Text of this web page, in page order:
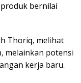
bernilai
Thoriq, melihat
melainkan potensi
kerja baru.